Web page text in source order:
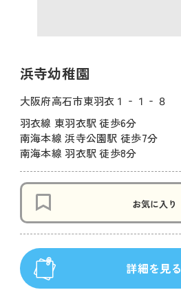
浜寺幼稚園
大阪府高石市東羽衣１‐１‐８
羽衣線 東羽衣駅 徒歩6分
南海本線 浜寺公園駅 徒歩7分
南海本線 羽衣駅 徒歩8分
お気に入り
詳細を見る